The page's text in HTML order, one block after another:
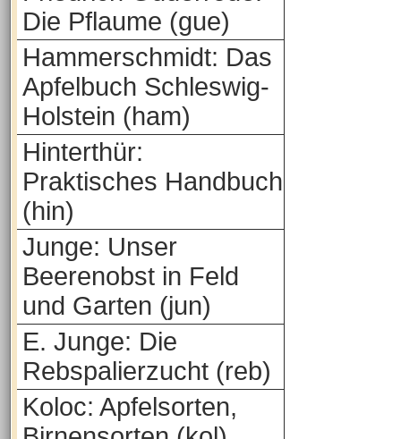
Die Pflaume (gue)
Hammerschmidt: Das
Apfelbuch Schleswig-
Holstein (ham)
Hinterthür:
Praktisches Handbuch
(hin)
Junge: Unser
Beerenobst in Feld
und Garten (jun)
E. Junge: Die
Rebspalierzucht (reb)
Koloc: Apfelsorten,